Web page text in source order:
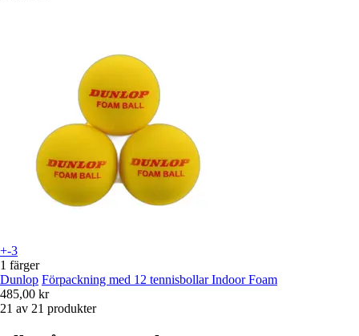
+-3
1 färger
Dunlop Förpackning med 12 tennisbollar Indoor Foam
485,00 kr
21 av 21 produkter